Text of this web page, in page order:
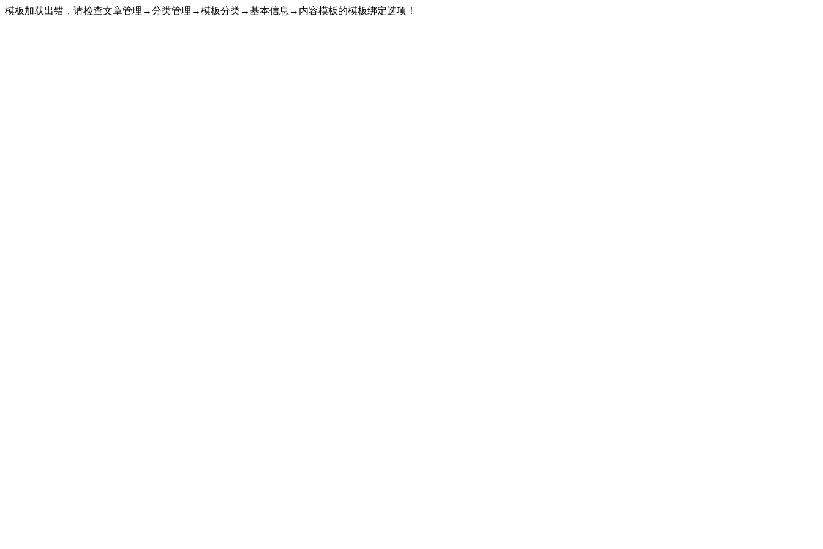
模板加载出错，请检查文章管理→分类管理→模板分类→基本信息→内容模板的模板绑定选项！